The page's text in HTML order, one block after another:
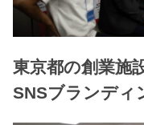
東京都の創業
SNSブランディ